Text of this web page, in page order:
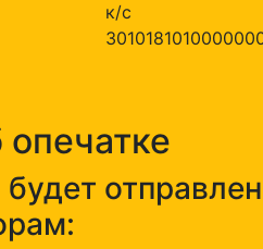
к/с
отправлен